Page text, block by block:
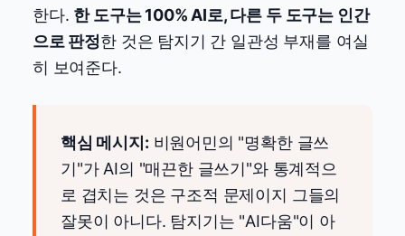
한다. 한 도구는 100% AI로, 다른 두 도구는 인간
으로 판정한 것은 탐지기 간 일관성 부재를 여실
히 보여준다.
핵심 메시지: 비원어민의 "명확한 글쓰
기"가 AI의 "매끈한 글쓰기"와 통계적으
로 겹치는 것은 구조적 문제이지 그들의
잘못이 아니다. 탐지기는 "AI다움"이 아